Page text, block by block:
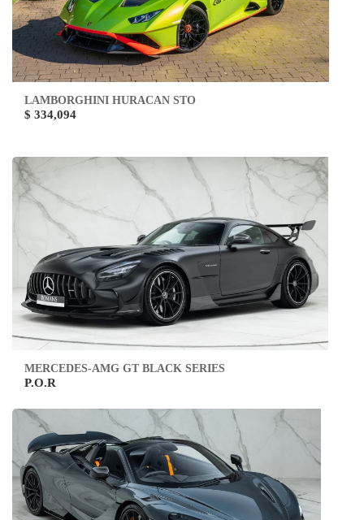
LAMBORGHINI HURACAN STO
$ 334,094
MERCEDES-AMG GT BLACK SERIES
P.O.R